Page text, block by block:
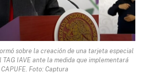
sobre la creación de una tarjeta especial
IAVE ante la medida que implementará
CAPUFE. Foto: Captura